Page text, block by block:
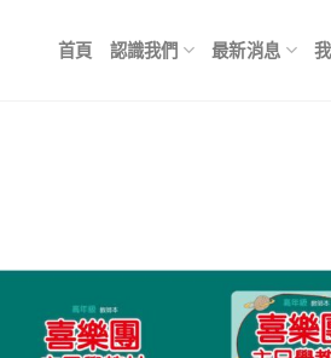
首頁 認識我們 最新消息